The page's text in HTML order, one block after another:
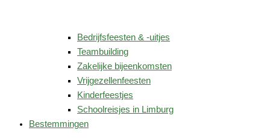
Bedrijfsfeesten & -uitjes
Teambuilding
Zakelijke bijeenkomsten
Vrijgezellenfeesten
Kinderfeestjes
Schoolreisjes in Limburg
Bestemmingen